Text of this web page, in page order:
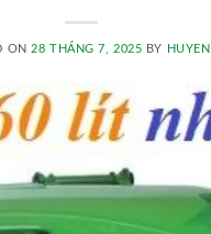
ON28 THÁNG 7, 2025 BY HUYEN